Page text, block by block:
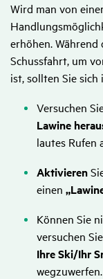
Wird man von
erhöhen.
Schussfahrt, um
ist, sollten Sie
Versuchen
Lawine
lautes Rufen
Aktivieren
einen
Können Sie
versuchen
Ihre Ski/Ihr